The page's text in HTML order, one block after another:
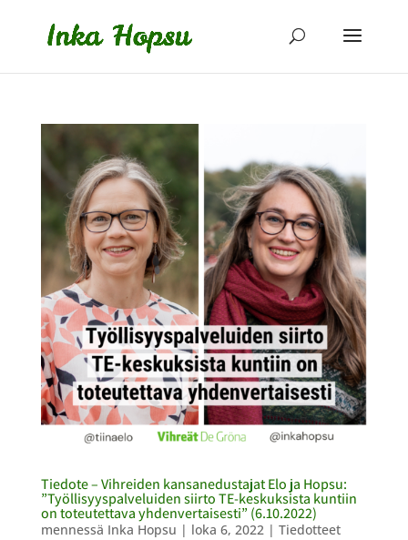
Tiedote – Vihreiden kansanedustajat Elo ja Hopsu:
”Työllisyyspalveluiden siirto TE-keskuksista kuntiin
on toteutettava yhdenvertaisesti” (6.10.2022)
mennessä Inka Hopsu | loka 6, 2022| Tiedotteet